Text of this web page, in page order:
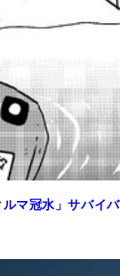
マ冠水」サバイバ